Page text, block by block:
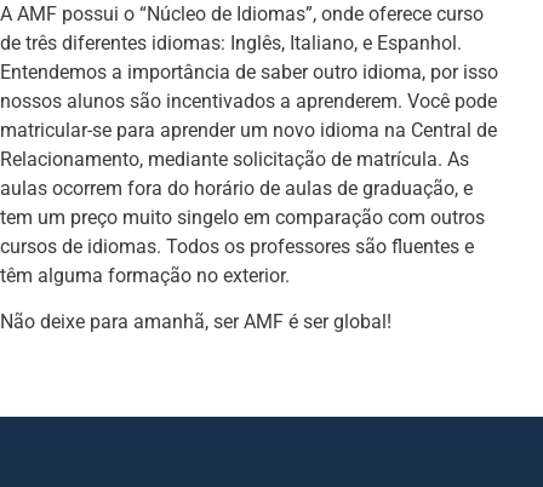
A AMF possui o “Núcleo de Idiomas”, onde oferece curso
de três diferentes idiomas: Inglês, Italiano, e Espanhol.
Entendemos a importância de saber outro idioma, por isso
nossos alunos são incentivados a aprenderem. Você pode
matricular-se para aprender um novo idioma na Central de
Relacionamento, mediante solicitação de matrícula. As
aulas ocorrem fora do horário de aulas de graduação, e
tem um preço muito singelo em comparação com outros
cursos de idiomas. Todos os professores são fluentes e
têm alguma formação no exterior.
Não deixe para amanhã, ser AMF é ser global!